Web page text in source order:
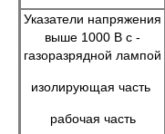
Указатели напряжения
выше 1000 В с -
газоразрядной лампой
изолирующая часть
рабочая часть